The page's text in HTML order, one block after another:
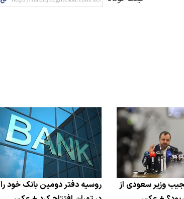
وزیر سعودی از
روسیه دفتر دومین بانک خود را